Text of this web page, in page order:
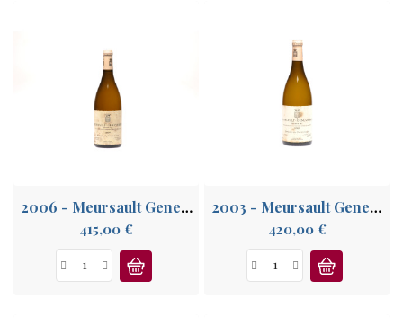
2006 - Meursault Genevrières 1° Cru
415,00 €Prix
2003 - Meursault Genevrières 1° Cru
420,00 €Prix